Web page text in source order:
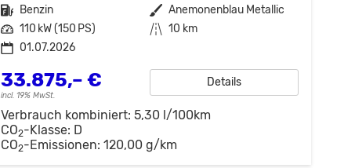
Kraftstoff Benzin Außenfarbe Anemonenblau Metallic
Leistung 110 kW (150 PS) Kilometerstand 10 km
01.07.2026
33.875,– €
incl. 19% MwSt.
Details
Verbrauch kombiniert: 5,30 l/100km
CO2-Klasse: D
CO2-Emissionen: 120,00 g/km